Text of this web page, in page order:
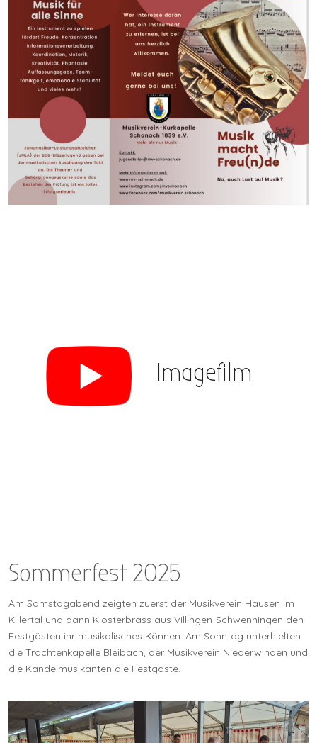
Imagefilm
Sommerfest 2025
Am Samstagabend zeigten zuerst der Musikverein Hausen im
Killertal und dann Klosterbrass aus Villingen-Schwenningen den
Festgästen ihr musikalisches Können. Am Sonntag unterhielten
die Trachtenkapelle Bleibach, der Musikverein Niederwinden und
die Kandelmusikanten die Festgäste.